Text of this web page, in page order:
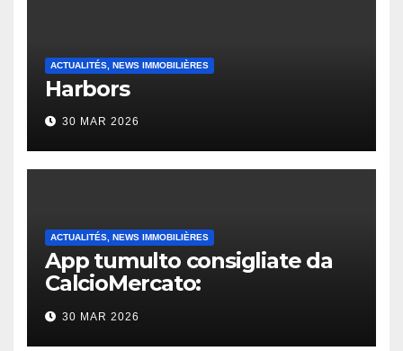
ACTUALITÉS, NEWS IMMOBILIÈRES
Harbors
30 MAR 2026
ACTUALITÉS, NEWS IMMOBILIÈRES
App tumulto consigliate da
CalcioMercato:
considerazione di gennaio
2026
30 MAR 2026